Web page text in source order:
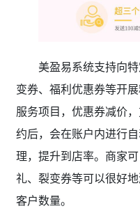
美盈易系统支持向
变券、福利优惠券等开
服务项目，优惠券减价
约后，会在账户内进行
理，提升到店率。商家
礼、裂变券等可以很好
客户数量。